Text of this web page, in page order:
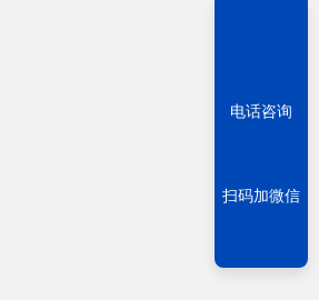
电话咨询
扫码加微信